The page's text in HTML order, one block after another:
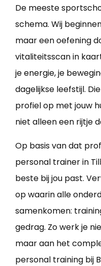
De meeste
schema. Wij
maar een oefening
vitaliteitsscan in
je energie, je
dagelijkse leefstijl.
profiel op met jouw
niet alleen een rijtje
Op basis van dat
personal trainer in
beste bij jou past.
op waarin alle
samenkomen:
gedrag. Zo werk je
maar aan het
personal training bij